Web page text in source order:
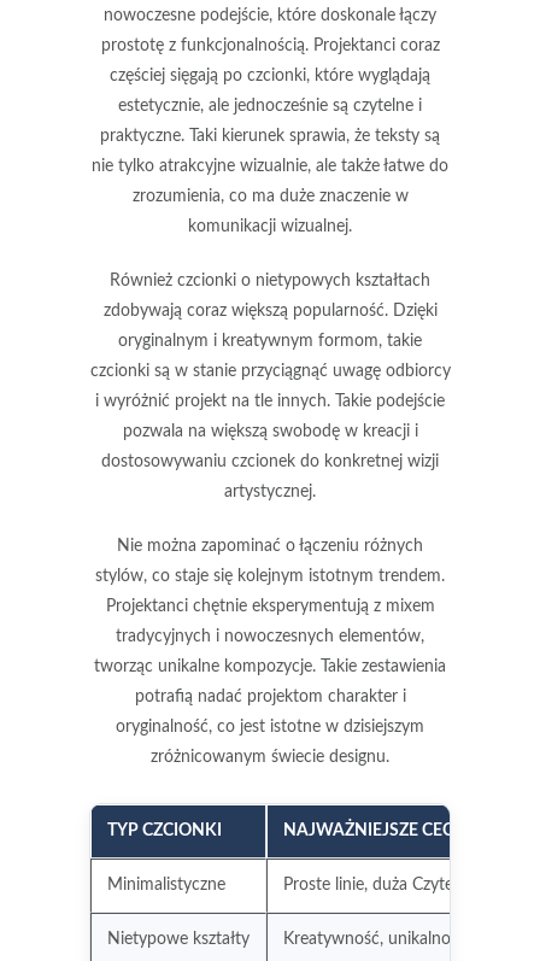
nowoczesne podejście, które doskonale łączy
prostotę z funkcjonalnością. Projektanci coraz
częściej sięgają po czcionki, które wyglądają
estetycznie, ale jednocześnie są czytelne i
praktyczne. Taki kierunek sprawia, że teksty są
nie tylko atrakcyjne wizualnie, ale także łatwe do
zrozumienia, co ma duże znaczenie w
komunikacji wizualnej.
Również czcionki o nietypowych kształtach
zdobywają coraz większą popularność. Dzięki
oryginalnym i kreatywnym formom, takie
czcionki są w stanie przyciągnąć uwagę odbiorcy
i wyróżnić projekt na tle innych. Takie podejście
pozwala na większą swobodę w kreacji i
dostosowywaniu czcionek do konkretnej wizji
artystycznej.
Nie można zapominać o łączeniu różnych
stylów, co staje się kolejnym istotnym trendem.
Projektanci chętnie eksperymentują z mixem
tradycyjnych i nowoczesnych elementów,
tworząc unikalne kompozycje. Takie zestawienia
potrafią nadać projektom charakter i
oryginalność, co jest istotne w dzisiejszym
zróżnicowanym świecie designu.
TYP CZCIONKI NAJWAŻNIEJSZE CECHY
Minimalistyczne Proste linie, duża Czytelność
Nietypowe kształty Kreatywność, unikalność